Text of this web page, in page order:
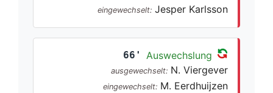
eingewechselt: Jesper Karlsson
66' Auswechslung
ausgewechselt: N. Viergever
eingewechselt: M. Eerdhuijzen